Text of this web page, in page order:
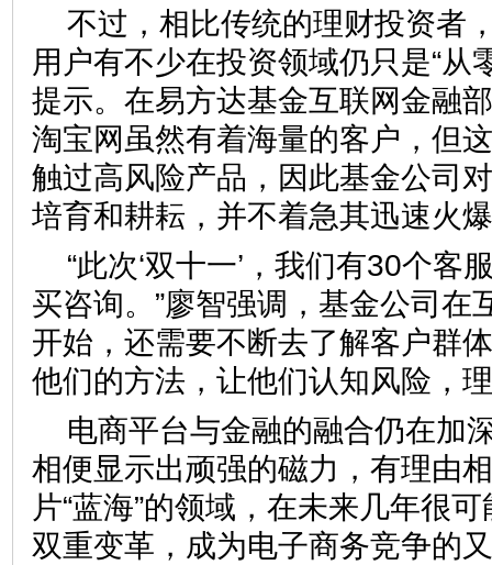
不过，相比传统的理财投资者
用户有不少在投资领域仍只是“从
提示。在易方达基金互联网金融
淘宝网虽然有着海量的客户，但
触过高风险产品，因此基金公司
培育和耕耘，并不着急其迅
“此次‘双十一’，我们有30个客
买咨询。”廖智强调，基金公司在
开始，还需要不断去了解客户群
他们的方法，让他们认知风险
电商平台与金融的融合仍在加
相便显示出顽强的磁力，有理由
片“蓝海”的领域，在未来几年很
双重变革，成为电子商务竞争的